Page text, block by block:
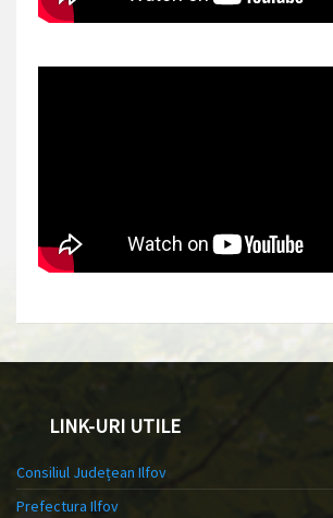
LINK-URI UTILE
Consiliul Județean Ilfov
Prefectura Ilfov